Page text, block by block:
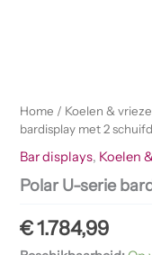
Home / Koelen &
bardisplay met 2
Bar displays, Koelen
Polar U-serie
€1.784,99